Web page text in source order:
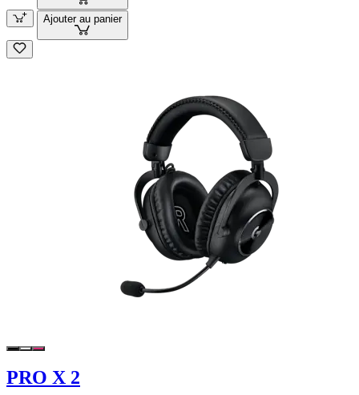
Ajouter au panier
PRO X 2